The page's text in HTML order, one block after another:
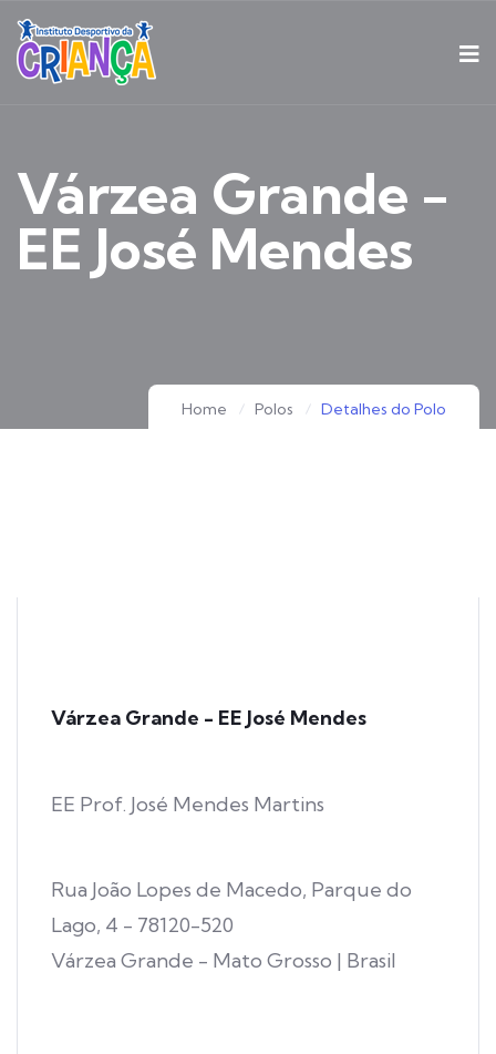
Várzea Grande -
EE José Mendes
Home Polos Detalhes do Polo
Várzea Grande - EE José Mendes
EE Prof. José Mendes Martins
Rua João Lopes de Macedo, Parque do
Lago, 4 - 78120-520
Várzea Grande - Mato Grosso | Brasil